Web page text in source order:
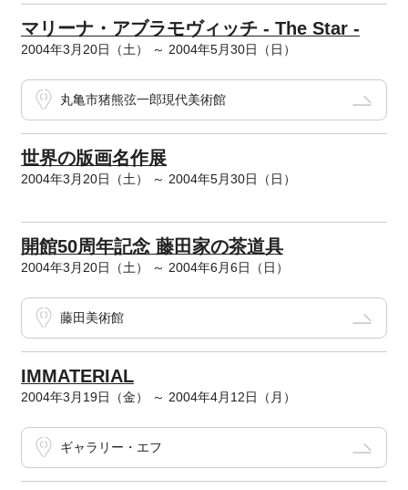
マリーナ・アブラモヴィッチ - The Star -
2004年3月20日（土） ～ 2004年5月30日（日）
丸亀市猪熊弦一郎現代美術館
世界の版画名作展
2004年3月20日（土） ～ 2004年5月30日（日）
開館50周年記念 藤田家の茶道具
2004年3月20日（土） ～ 2004年6月6日（日）
藤田美術館
IMMATERIAL
2004年3月19日（金） ～ 2004年4月12日（月）
ギャラリー・エフ